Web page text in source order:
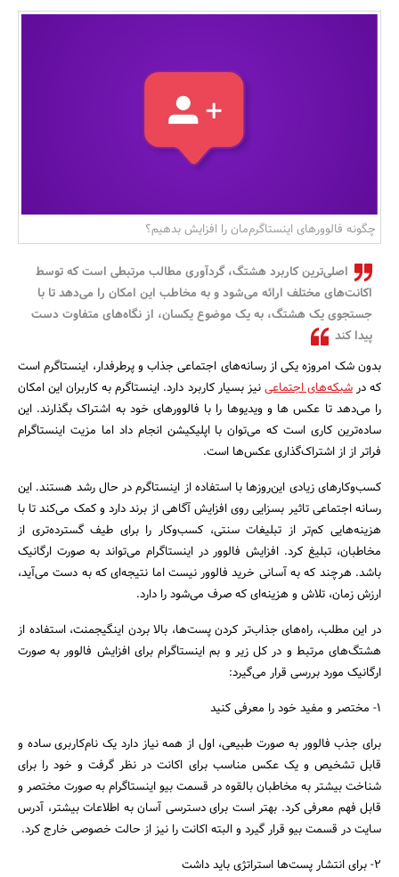
جستجو
چگونه فالوورهای‌ اینستاگرم‌مان را افزایش بدهیم؟
اصلی‌ترین کاربرد هشتگ، گردآوری مطالب مرتبطی است که توسط
اکانت‌های مختلف ارائه می‌شود و به مخاطب این امکان را می‌دهد تا با
جستجوی یک هشتگ، به یک موضوع یکسان، از نگاه‌های متفاوت دست
پیدا کند
بدون ‌شک امروزه یکی از رسانه‌های اجتماعی جذاب و پرطرفدار، اینستاگرم است
که درشبکه‌های اجتماعینیز بسیار کاربرد دارد. اینستاگرم به کاربران این امکان
را می‌دهد تا عکس ‌ها و ویدیوها را با فالوورهای خود به اشتراک بگذارند. این
ساده‌ترین کاری است که می‌توان با اپلیکیشن انجام داد اما مزیت اینستاگرام
فراتر از از اشتراک‌گذاری عکس‌‌ها است.
کسب‌وکارهای زیادی این‌روزها با استفاده از اینستاگرم در حال رشد هستند. این
رسانه اجتماعی تاثیر بسزایی روی افزایش آگاهی از برند دارد و کمک می‌کند تا با
هزینه‌هایی کم‌تر از تبلیغات سنتی، کسب‌وکار را برای طیف گسترده‌تری از
مخاطبان، تبلیغ کرد. افزایش فالوور در اینستاگرام می‌تواند به صورت ارگانیک
باشد. هرچند که به آسانی خرید فالوور نیست اما نتیجه‌ای که به دست می‌آید،
ارزش زمان، تلاش و هزینه‌ای که صرف می‌شود را دارد.
در این مطلب، راه‌های جذاب‌تر کردن پست‌ها، بالا بردن اینگیجمنت، استفاده از
هشتگ‌های مرتبط و در کل زیر و بم اینستاگرام برای افزایش فالوور به صورت
ارگانیک مورد بررسی قرار می‌گیرد:
1- مختصر و مفید خود را معرفی کنید
برای جذب فالوور به صورت طبیعی، اول از همه نیاز دارد یک نام‌کاربری ساده و
قابل تشخیص و یک عکس مناسب برای اکانت‌ در نظر گرفت و خود را برای
شناخت بیشتر به مخاطبان بالقوه در قسمت بیو اینستاگرام به صورت مختصر و
قابل فهم معرفی کرد. بهتر است برای دسترسی آسان‌ به اطلاعات بیشتر، آدرس
سایت‌ در قسمت بیو قرار گیرد و البته اکانت‌ را نیز از حالت خصوصی خارج کرد.
2- برای انتشار پست‌ها استراتژی باید داشت